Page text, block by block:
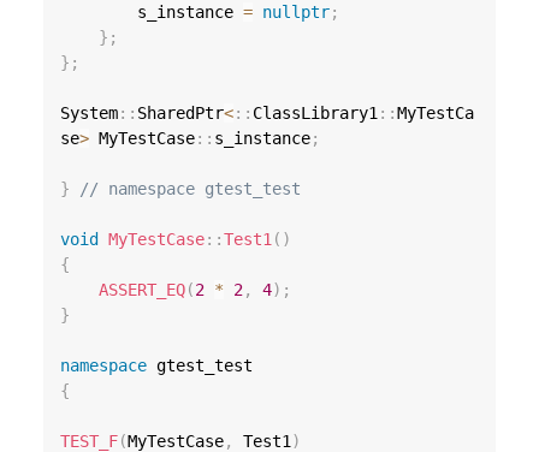
        s_instance
= nullptr;
} ;
} ;
System:: SharedPtr<:: ClassLibrary1 ::MyTestCa
se> MyTestCase:: s_instance;
} // namespace gtest_test
void MyTestCase::Test1 ( )
{
ASSERT_EQ(2 * 2, 4) ;
}
namespace
{
TEST_F(MyTestCase, Test1 )